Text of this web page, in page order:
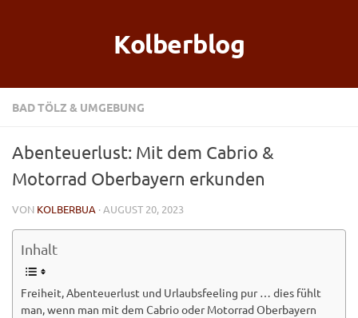
Kolberblog
BAD TÖLZ & UMGEBUNG
Abenteuerlust: Mit dem Cabrio &
Motorrad Oberbayern erkunden
VON KOLBERBUA · AUGUST 20, 2023
Inhalt
Freiheit, Abenteuerlust und Urlaubsfeeling pur … dies fühlt
man, wenn man mit dem Cabrio oder Motorrad Oberbayern